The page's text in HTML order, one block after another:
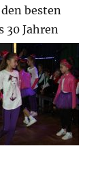
besten
30Jahren